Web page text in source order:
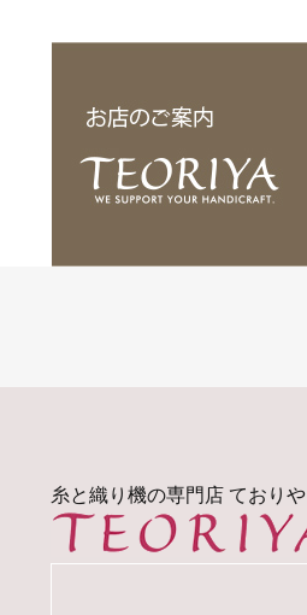
糸と織り機の専門店 ておりや